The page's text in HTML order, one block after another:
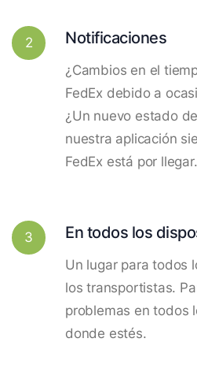
2 Notificaciones
¿Cambios en el
FedEx debido a
¿Un nuevo estado
nuestra aplicación
FedEx está por llegar.
3 En todos los
Un lugar para todos
los transportistas.
problemas en todos
donde estés.